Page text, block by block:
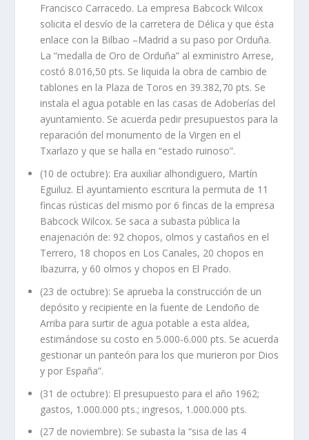
Francisco Carracedo. La empresa Babcock Wilcox
solicita el desvío de la carretera de Délica y que ésta
enlace con la Bilbao –Madrid a su paso por Orduña.
La “medalla de Oro de Orduña” al exministro Arrese,
costó 8.016,50 pts. Se liquida la obra de cambio de
tablones en la Plaza de Toros en 39.382,70 pts. Se
instala el agua potable en las casas de Adoberías del
ayuntamiento. Se acuerda pedir presupuestos para la
reparación del monumento de la Virgen en el
Txarlazo y que se halla en “estado ruinoso”.
(10 de octubre): Era auxiliar alhondiguero, Martín
Eguiluz. El ayuntamiento escritura la permuta de 11
fincas rústicas del mismo por 6 fincas de la empresa
Babcock Wilcox. Se saca a subasta pública la
enajenación de: 92 chopos, olmos y castaños en el
Terrero, 18 chopos en Los Canales, 20 chopos en
Ibazurra, y 60 olmos y chopos en El Prado.
(23 de octubre): Se aprueba la construcción de un
depósito y recipiente en la fuente de Lendoño de
Arriba para surtir de agua potable a esta aldea,
estimándose su costo en 5.000-6.000 pts. Se acuerda
gestionar un panteón para los que murieron por Dios
y por España”.
(31 de octubre): El presupuesto para el año 1962;
gastos, 1.000.000 pts.; ingresos, 1.000.000 pts.
(27 de noviembre): Se subasta la “sisa de las 4